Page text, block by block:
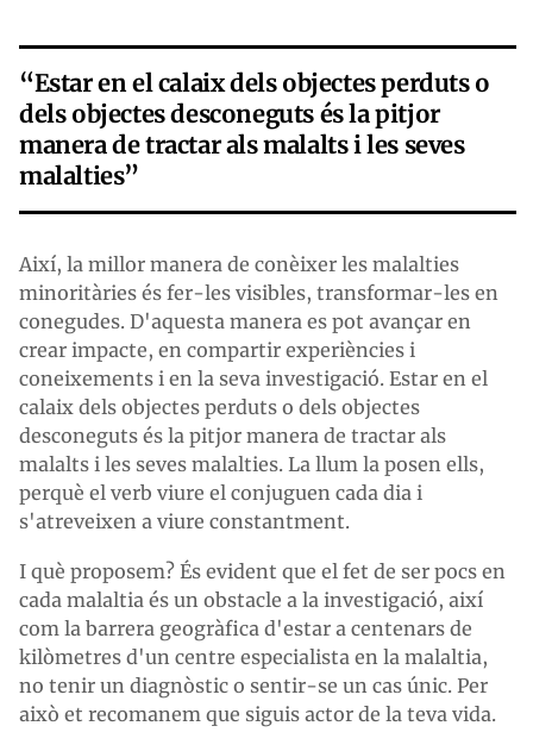
“Estar en el calaix dels objectes perduts o
dels objectes desconeguts és la pitjor
manera de tractar als malalts i les seves
malalties”
Així, la millor manera de conèixer les malalties
minoritàries és fer-les visibles, transformar-les en
conegudes. D'aquesta manera es pot avançar en
crear impacte, en compartir experiències i
coneixements i en la seva investigació. Estar en el
calaix dels objectes perduts o dels objectes
desconeguts és la pitjor manera de tractar als
malalts i les seves malalties. La llum la posen ells,
perquè el verb viure el conjuguen cada dia i
s'atreveixen a viure constantment.
I què proposem? És evident que el fet de ser pocs en
cada malaltia és un obstacle a la investigació, així
com la barrera geogràfica d'estar a centenars de
kilòmetres d'un centre especialista en la malaltia,
no tenir un diagnòstic o sentir-se un cas únic. Per
això et recomanem que siguis actor de la teva vida.